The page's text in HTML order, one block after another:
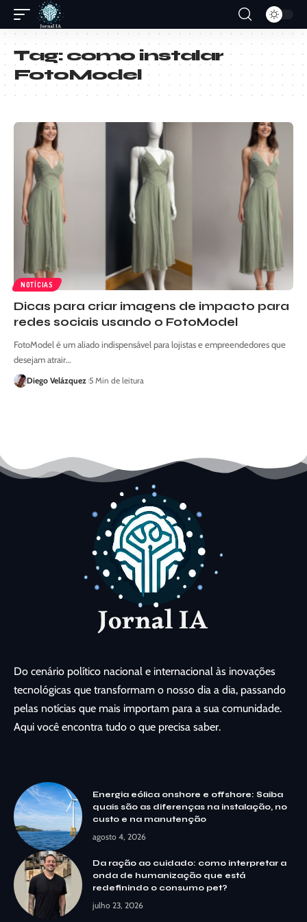
Tag:como instalar
FotoModel
NOTÍCIAS
Dicas para criar imagens de impacto para
redes sociais usando o FotoModel
FotoModel é um aliado indispensável para lojistas e empreendedores que
desejam atrair…
Diego Velázquez 5 Min de leitura
Do cenário político nacional e internacional às inovações
tecnológicas que transformam o nosso dia a dia, passando
pelas notícias que mais importam para a sua comunidade.
Aqui você encontra tudo o que precisa saber.
Energia eólica onshore e offshore: Saiba
quais são as diferenças na instalação, no
custo e na manutenção
agosto 4, 2026
Da ração ao cuidado: como interpretar a
onda de humanização que está
redefinindo o consumo pet?
julho 23, 2026